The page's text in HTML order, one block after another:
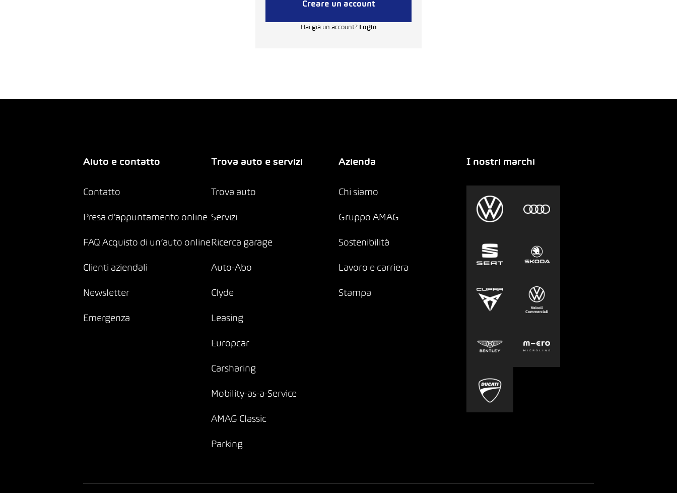
Creare un account
Hai già un account?Login
Aiuto e contatto
Contatto
Presa d’appuntamento online
FAQ Acquisto di un’auto online
Clienti aziendali
Newsletter
Emergenza
Trova auto e servizi
Trova auto
Servizi
Ricerca garage
Auto-Abo
Clyde
Leasing
Europcar
Carsharing
Mobility-as-a-Service
AMAG Classic
Parking
Azienda
Chi siamo
Gruppo AMAG
Sostenibilità
Lavoro e carriera
Stampa
I nostri marchi